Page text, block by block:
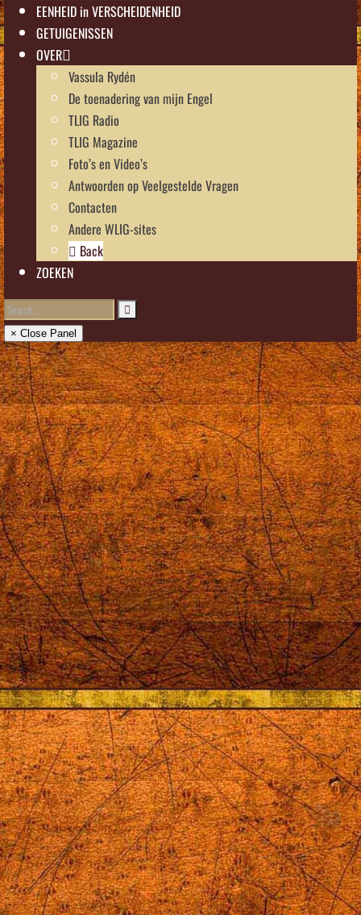
EENHEID in VERSCHEIDENHEID
GETUIGENISSEN
OVER
Vassula Rydén
De toenadering van mijn Engel
TLIG Radio
TLIG Magazine
Foto’s en Video’s
Antwoorden op Veelgestelde Vragen
Contacten
Andere WLIG-sites
Back
ZOEKEN
× Close Panel